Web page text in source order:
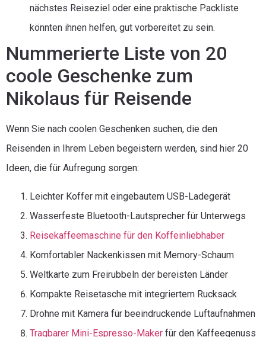
nächstes Reiseziel oder eine praktische Packliste
könnten ihnen helfen, gut vorbereitet zu sein.
Nummerierte Liste von 20
coole Geschenke zum
Nikolaus für Reisende
Wenn Sie nach coolen Geschenken suchen, die den
Reisenden in Ihrem Leben begeistern werden, sind hier 20
Ideen, die für Aufregung sorgen:
Leichter Koffer mit eingebautem USB-Ladegerät
Wasserfeste Bluetooth-Lautsprecher für Unterwegs
Reisekaffeemaschine für den Koffeinliebhaber
Komfortabler Nackenkissen mit Memory-Schaum
Weltkarte zum Freirubbeln der bereisten Länder
Kompakte Reisetasche mit integriertem Rucksack
Drohne mit Kamera für beeindruckende Luftaufnahmen
Tragbarer Mini-Espresso-Maker für den Kaffeegenuss